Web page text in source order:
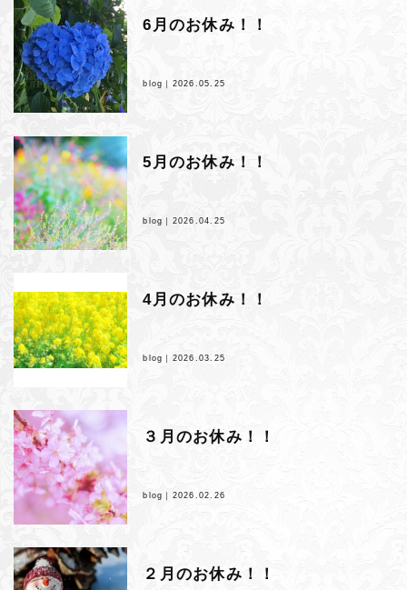
6月のお休み！！
blog｜ 2026.05.25
5月のお休み！！
blog｜ 2026.04.25
4月のお休み！！
blog｜ 2026.03.25
３月のお休み！！
blog｜ 2026.02.26
２月のお休み！！